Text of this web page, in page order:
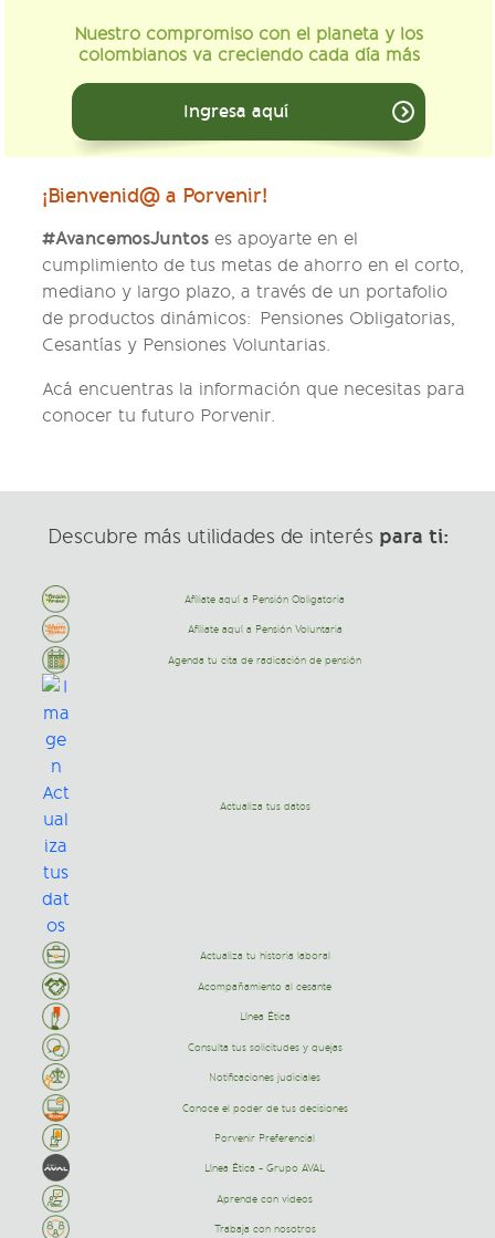
Nuestro compromiso con el planeta y los
colombianos va creciendo cada día más
Ingresa aquí
¡Bienvenid@ a Porvenir!
#AvancemosJuntos es apoyarte en el
cumplimiento de tus metas de ahorro en el corto,
mediano y largo plazo, a través de un portafolio
de productos dinámicos: Pensiones Obligatorias,
Cesantías y Pensiones Voluntarias.
Acá encuentras la información que necesitas para
conocer tu futuro Porvenir.
Descubre más utilidades de interés para ti:
Afíliate aquí a Pensión Obligatoria
Afíliate aquí a Pensión Voluntaria
Agenda tu cita de radicación de pensión
Actualiza tus datos
Actualiza tu historia laboral
Acompañamiento al cesante
Línea Ética
Consulta tus solicitudes y quejas
Notificaciones judiciales
Conoce el poder de tus decisiones
Porvenir Preferencial
Línea Ética - Grupo AVAL
Aprende con videos
Trabaja con nosotros